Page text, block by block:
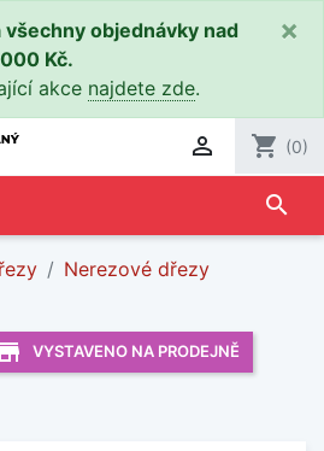
všechny objednávky nad
Kč.
akce najdete zde.
×
 shopping_cart (0)
search
Nerezové dřezy
VYSTAVENO NA PRODEJNĚ